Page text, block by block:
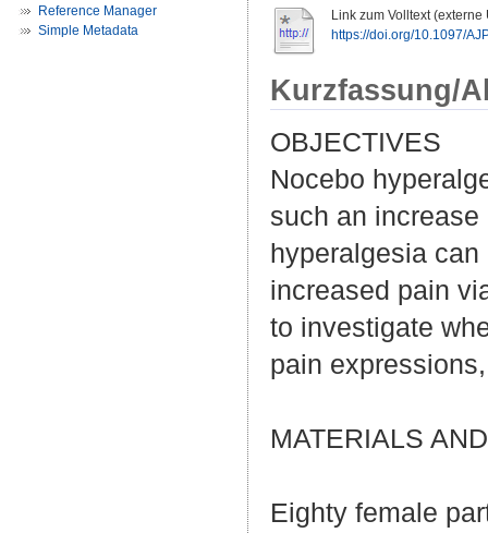
Reference Manager
Simple Metadata
Link zum Volltext (externe
https://doi.org/10.1097/
Kurzfassung/
OBJECTIVES
Nocebo
such an
hyperalgesia
increased pain
to investigate
pain
MATERIALS
Eighty female